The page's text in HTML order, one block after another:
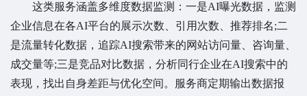
这类服务涵盖多维度数据监测：一是AI曝光数据，监测
企业信息在各AI平台的展示次数、引用次数、推荐排名;二
是流量转化数据，追踪AI搜索带来的网站访问量、咨询量、
成交量等;三是竞品对比数据，分析同行企业在AI搜索中的
表现，找出自身差距与优化空间。服务商定期输出数据报